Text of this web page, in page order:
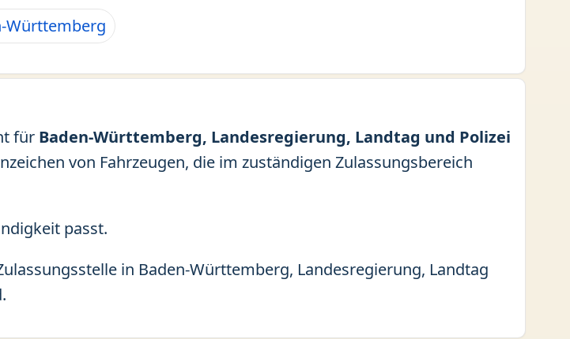
Württemberg
für Baden-Württemberg, Landesregierung, Landtag und Polizei
von Fahrzeugen, die im zuständigen Zulassungsbereich
passt.
in Baden-Württemberg, Landesregierung, Landtag